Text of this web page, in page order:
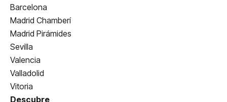
Barcelona
Madrid Chamberí
Madrid Pirámides
Sevilla
Valencia
Valladolid
Vitoria
Descubre